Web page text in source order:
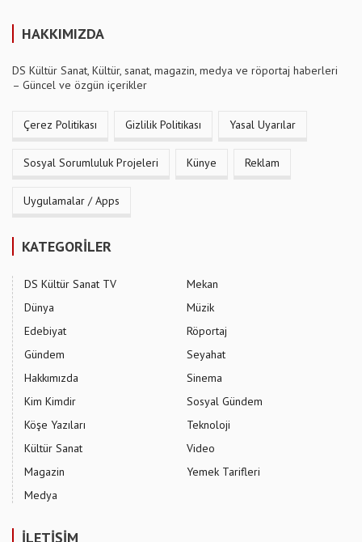
HAKKIMIZDA
DS Kültür Sanat, Kültür, sanat, magazin, medya ve röportaj haberleri
– Güncel ve özgün içerikler
Çerez Politikası Gizlilik Politikası Yasal Uyarılar
Sosyal Sorumluluk Projeleri Künye Reklam
Uygulamalar / Apps
KATEGORİLER
DS Kültür Sanat TV
Dünya
Edebiyat
Gündem
Hakkımızda
Kim Kimdir
Köşe Yazıları
Kültür Sanat
Magazin
Medya
Mekan
Müzik
Röportaj
Seyahat
Sinema
Sosyal Gündem
Teknoloji
Video
Yemek Tarifleri
İLETİŞİM